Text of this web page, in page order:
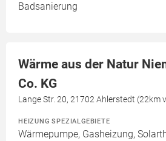
Badsanierung
Wärme aus der Natur
Co. KG
Lange Str. 20, 21702 Ahlerstedt (22km
HEIZUNG SPEZIALGEBIETE
Wärmepumpe, Gasheizung,